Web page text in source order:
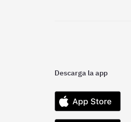
Descarga la app